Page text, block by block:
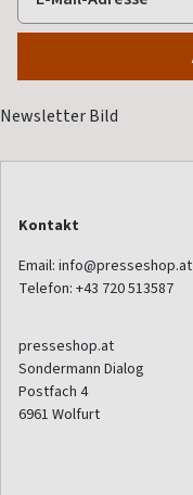
Kontakt
Email: info@presseshop.at
Telefon: +43 720 513587
presseshop.at
Sondermann Dialog
Postfach 4
6961 Wolfurt